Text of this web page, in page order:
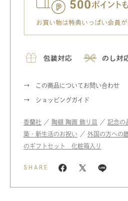
この商品についてお問い合わせ
ショッピングガイド
香蘭社 ／ 陶額 陶画 飾り皿 ／ 記念の
築・新生活のお祝い ／ 外国の方への
のギフトセット 化粧箱入り
SHARE